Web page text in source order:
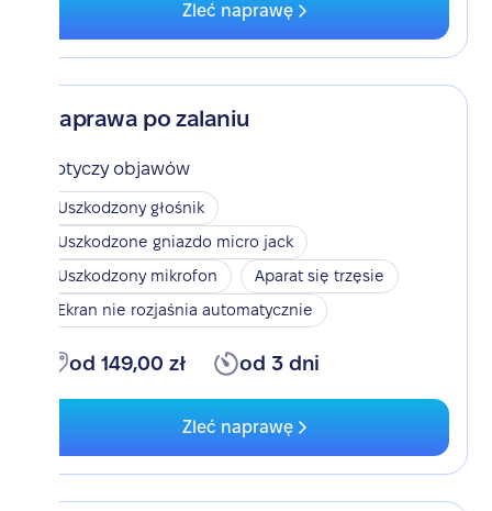
Zleć naprawę
Naprawa po zalaniu
Dotyczy objawów
Uszkodzony głośnik
Uszkodzone gniazdo micro jack
Uszkodzony mikrofon
Aparat się trzęsie
Ekran nie rozjaśnia automatycznie
od 149,00 zł od 3 dni
Zleć naprawę